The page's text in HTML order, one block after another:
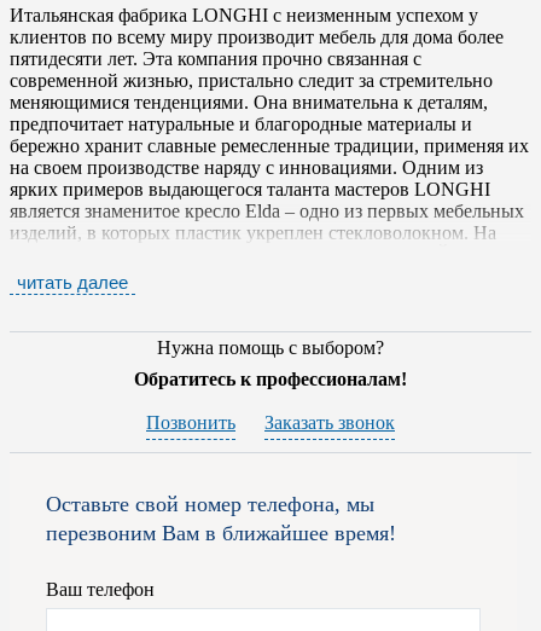
Итальянская фабрика LONGHI с неизменным успехом у
клиентов по всему миру производит мебель для дома более
пятидесяти лет. Эта компания прочно связанная с
современной жизнью, пристально следит за стремительно
меняющимися тенденциями. Она внимательна к деталям,
предпочитает натуральные и благородные материалы и
бережно хранит славные ремесленные традиции, применяя их
на своем производстве наряду с инновациями. Одним из
ярких примеров выдающегося таланта мастеров LONGHI
является знаменитое кресло Elda – одно из первых мебельных
изделий, в которых пластик укреплен стекловолокном. На
парижском Лувре Elda признано эталоном дизайна,
мебельного искусства и энтузиазма конструкторов.
Продукция компании удивительно многообразна и
коммерческих объектов. В каталогах бренда представлены:
диваны, кресла и стулья;
журнальные столики и обеденные и письменные столы;
шкафы, гардеробные, комоды, стеллажи и библиотеки;
двери и межкомнатные перегородки.
Специалисты фабрики LONGHI работают только с самыми
эксклюзивными, натуральными сортами древесины, а так же с
читать далее
Нужна помощь с выбором?
Обратитесь к профессионалам!
Позвонить Заказать звонок
Оставьте свой номер телефона, мы
перезвоним Вам в ближайшее время!
Ваш телефон